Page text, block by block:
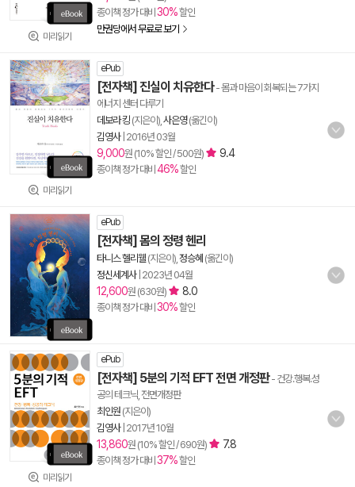
미리읽기
종이책 정가 대비 30%할인
만권당에서 무료로 보기
미리읽기
ePub
[전자책] 진실이 치유한다- 몸과 마음이 회복되는 7가지
에너지 센터 다루기
데보라 킹 (지은이), 사은영(옮긴이)
김영사| 2016년 03월
9,000원 (10% 할인 / 500원) 9.4
종이책 정가 대비 46%할인
ePub
[전자책] 몸의 정령 헨리
타니스 헬리웰 (지은이), 정승혜 (옮긴이)
정신세계사| 2023년 04월
12,600원 (630원) 8.0
종이책 정가 대비 30%할인
미리읽기
ePub
[전자책] 5분의 기적 EFT 전면 개정판- 건강.행복.성
공의 테크닉, 전면개정판
최인원 (지은이)
김영사| 2017년 10월
13,860원 (10% 할인 / 690원) 7.8
종이책 정가 대비 37%할인